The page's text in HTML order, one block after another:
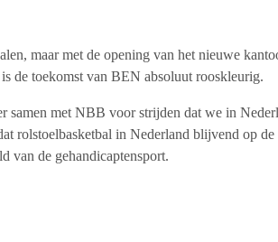
maar met de opening van het nieuwe
de toekomst van BEN absoluut rooskleurig.
met NBB voor strijden dat we in
rolstoelbasketbal in Nederland blijvend op
van de gehandicaptensport.